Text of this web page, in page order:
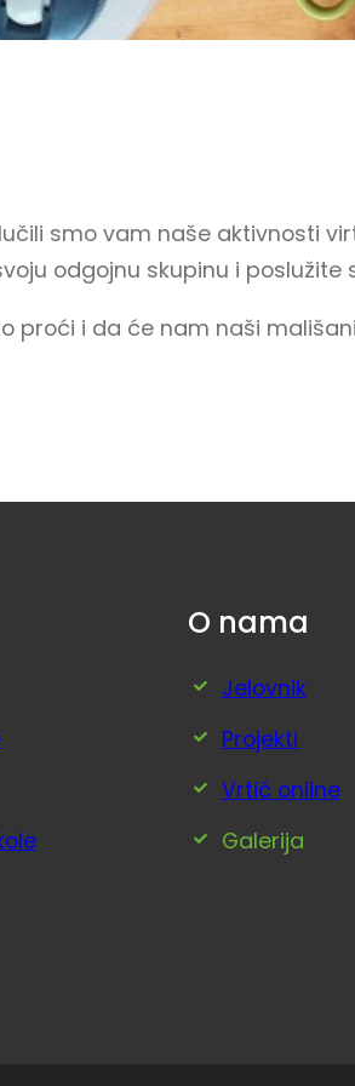
smo vam naše aktivnosti
odgojnu skupinu i
proći i da će nam naši
O nama
Jelovnik
Projekti
Vrtić online
Galerija